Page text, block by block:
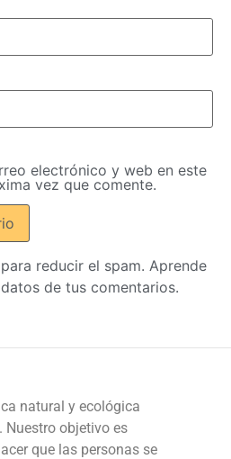
electrónico y web en este
vez que comente.
reducir el spam. Aprende
de tus comentarios.
natural y ecológica
objetivo es
que las personas se